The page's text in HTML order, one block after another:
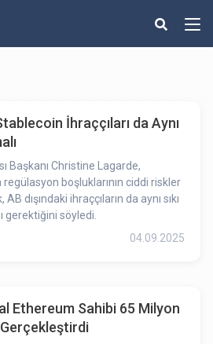
İhraççıları da Aynı
Başkanı Christine Lagarde,
boşluklarının ciddi riskler
AB dışındaki ihraççıların da aynı sıkı
gerektiğini söyledi.
04.09.2025
Ethereum Sahibi 65 Milyon
Gerçekleştirdi